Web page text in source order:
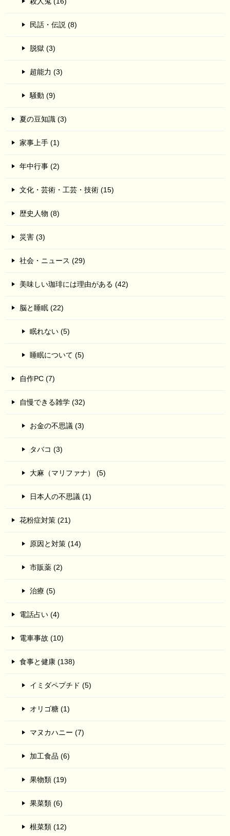
民話・伝説 (8)
脱獄 (3)
超能力 (3)
騒動 (9)
夏の豆知識 (3)
家事上手 (1)
年中行事 (2)
文化・芸術・工芸・技術 (15)
歴史人物 (8)
災害 (3)
社会・ニュース (29)
美味しい珈琲には理由がある (42)
脳と睡眠 (22)
眠れない (5)
睡眠について (5)
自作PC (7)
自慢できる雑学 (32)
お金の不思議 (3)
タバコ (3)
大麻（マリファナ） (5)
日本人の不思議 (1)
花粉症対策 (21)
原因と対策 (14)
市販薬 (2)
治療 (5)
電話占い (4)
電車事故 (10)
食事と健康 (138)
イミダペプチド (5)
オリゴ糖 (1)
マヌカハニー (7)
加工食品 (6)
果物類 (19)
果菜類 (6)
根菜類 (12)